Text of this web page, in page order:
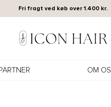
Fri fragt ved køb over 1.400 kr.
OM OS